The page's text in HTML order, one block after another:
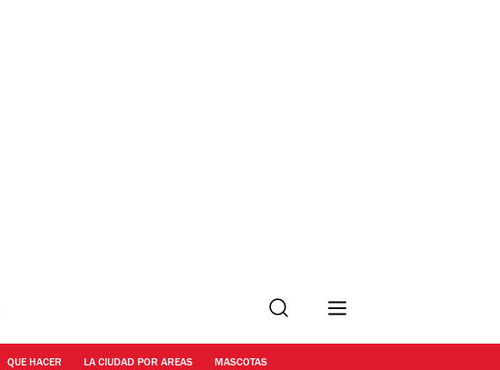
Buscar
QUE HACER LA CIUDAD POR AREAS MASCOTAS